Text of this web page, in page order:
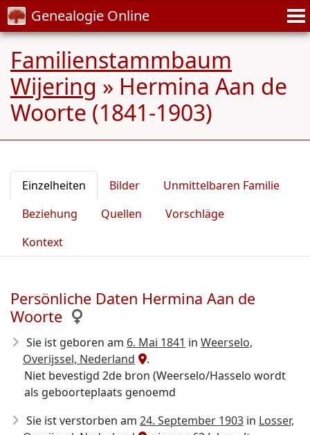
Genealogie Online
Familienstammbaum
Wijering » Hermina Aan de
Woorte (1841-1903)
Einzelheiten Bilder
Unmittelbaren Familie
Beziehung
Quellen
Vorschläge
Kontext
Persönliche Daten Hermina Aan de
Woorte
Sie ist geboren am 6. Mai 1841 in Weerselo,
Overijssel, Nederland
.
Niet bevestigd 2de bron (Weerselo/Hasselo wordt
als geboorteplaats genoemd
Sie ist verstorben am 24. September 1903 in Losser,